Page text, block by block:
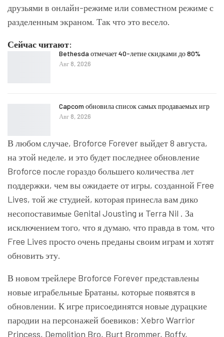
друзьями в онлайн-режиме или совместном режиме с
разделенным экраном. Так что это весело.
Сейчас читают:
Bethesda отмечает 40-летие скидками до 80%
Авг 8, 2026
Capcom обновила список самых продаваемых игр
Авг 8, 2026
В любом случае, Broforce Forever выйдет 8 августа,
на этой неделе, и это будет последнее обновление
Broforce после гораздо большего количества лет
поддержки, чем вы ожидаете от игры, созданной Free
Lives, той же студией, которая принесла вам дико
несопоставимые Genital Jousting и Terra Nil . За
исключением того, что я думаю, что правда в том, что
Free Lives просто очень преданы своим играм и хотят
обновить эту.
В новом трейлере Broforce Forever представлены
новые играбельные Братаны, которые появятся в
обновлении. К игре присоединятся новые дурацкие
пародии на персонажей боевиков: Xebro Warrior
Princess, Demolition Bro, Burt Brommer, Boffy,